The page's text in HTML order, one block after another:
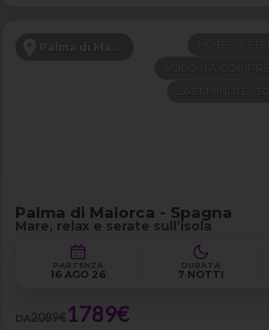
Palma di Maiorca
Palma di Maiorca - Spagna
Mare, relax e serate sull’isola
PARTENZA
16 AGO 26
DURATA
7 NOTTI
DA2089€1789€